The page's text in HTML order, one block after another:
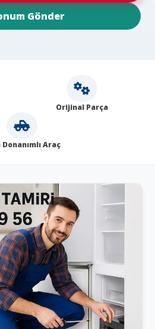
Gönder
Orijinal Parça
Donanımlı Araç